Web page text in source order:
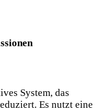
System, das
Es nutzt eine